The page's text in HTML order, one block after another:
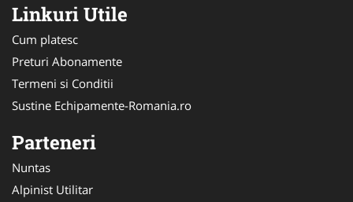
Linkuri Utile
Cum platesc
Preturi Abonamente
Termeni si Conditii
Sustine Echipamente-Romania.ro
Parteneri
Nuntas
Alpinist Utilitar